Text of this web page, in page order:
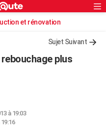
Rechercher
et rénovation
Sujet Suivant
plus
à 19:03